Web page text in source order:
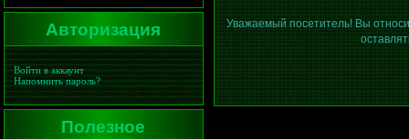
Авторизация
Войти в аккаунт
Напомнить пароль?
Полезное
Уважаемый посетитель! Вы